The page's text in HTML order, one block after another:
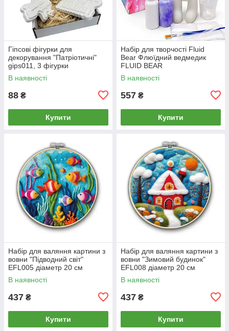
Гіпсові фігурки для
декорування "Патріотичні"
gips011, 3 фігурки
В наявності
88 ₴
Купити
Набір для творчості Fluid
Bear Флюїдний ведмедик
FLUID BEAR
В наявності
557 ₴
Купити
Набір для валяння картини з
вовни "Підводний світ"
EFL005 діаметр 20 см
В наявності
437 ₴
Купити
Набір для валяння картини з
вовни "Зимовий будинок"
EFL008 діаметр 20 см
В наявності
437 ₴
Купити